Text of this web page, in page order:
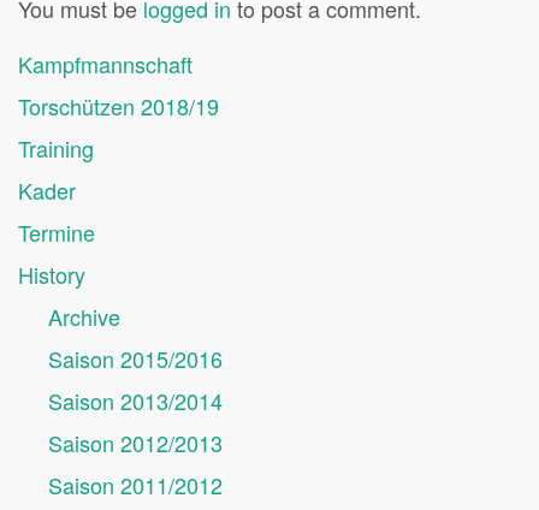
You must be logged in to post a comment.
Kampfmannschaft
Torschützen 2018/19
Training
Kader
Termine
History
Archive
Saison 2015/2016
Saison 2013/2014
Saison 2012/2013
Saison 2011/2012